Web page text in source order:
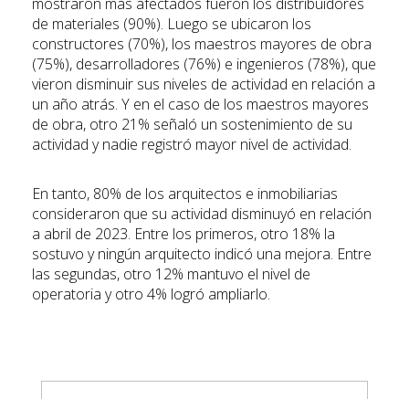
de materiales (90%). Luego se ubicaron los
constructores (70%), los maestros mayores de obra
(75%), desarrolladores (76%) e ingenieros (78%), que
vieron disminuir sus niveles de actividad en relación a
un año atrás. Y en el caso de los maestros mayores
de obra, otro 21% señaló un sostenimiento de su
actividad y nadie registró mayor nivel de actividad.
En tanto, 80% de los arquitectos e inmobiliarias
consideraron que su actividad disminuyó en relación
a abril de 2023. Entre los primeros, otro 18% la
sostuvo y ningún arquitecto indicó una mejora. Entre
las segundas, otro 12% mantuvo el nivel de
operatoria y otro 4% logró ampliarlo.